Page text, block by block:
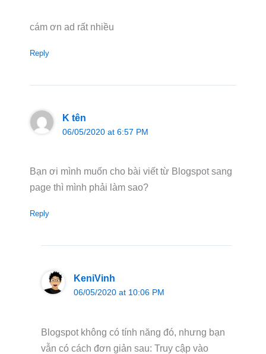
cám ơn ad rất nhiều
Reply
K tên
06/05/2020 at 6:57 PM
Bạn ơi mình muốn cho bài viết từ Blogspot sang
page thì mình phải làm sao?
Reply
KeniVinh
06/05/2020 at 10:06 PM
Blogspot không có tính năng đó, nhưng bạn
vẫn có cách đơn giản sau: Truy cập vào